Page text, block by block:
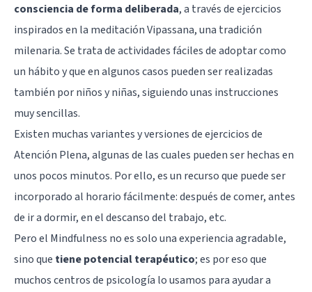
consciencia de forma deliberada, a través de ejercicios
inspirados en la meditación Vipassana, una tradición
milenaria. Se trata de actividades fáciles de adoptar como
un hábito y que en algunos casos pueden ser realizadas
también por niños y niñas, siguiendo unas instrucciones
muy sencillas.
Existen muchas variantes y versiones de ejercicios de
Atención Plena, algunas de las cuales pueden ser hechas en
unos pocos minutos. Por ello, es un recurso que puede ser
incorporado al horario fácilmente: después de comer, antes
de ir a dormir, en el descanso del trabajo, etc.
Pero el Mindfulness no es solo una experiencia agradable,
sino que tiene potencial terapéutico; es por eso que
muchos centros de psicología lo usamos para ayudar a